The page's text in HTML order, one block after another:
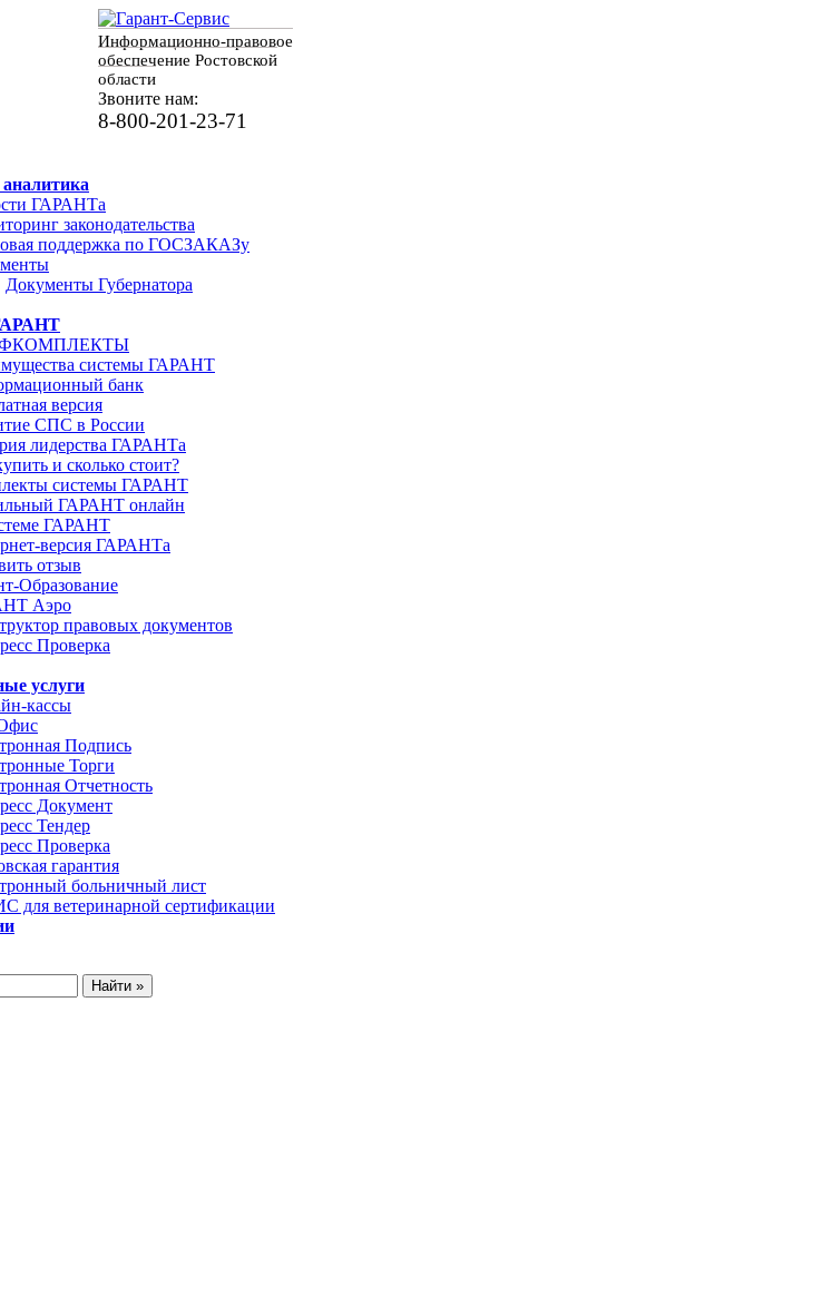
Информационно-правовое
обеспечение Ростовской
области
Звоните нам:
8-800-201-23-71
ГАРАНТа
законодательства
поддержка по ГОСЗАКАЗу
Документы Губернатора
системы ГАРАНТ
банк
версия
СПС в России
лидерства ГАРАНТа
и сколько стоит?
системы ГАРАНТ
ГАРАНТ онлайн
ГАРАНТ
версия ГАРАНТа
отзыв
Образование
Аэро
правовых документов
Проверка
услуги
кассы
Подпись
Торги
Oтчетность
Документ
Тендер
Проверка
гарантия
больничный лист
для ветеринарной сертификации